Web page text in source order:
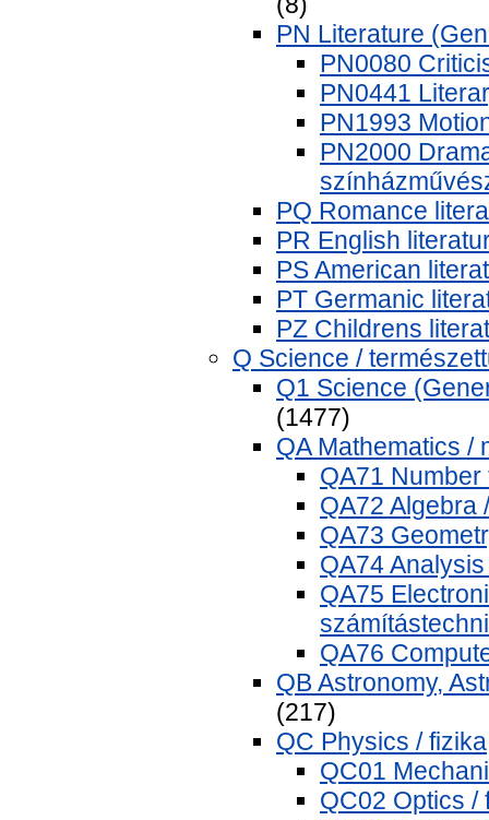
PN Literature
PN0080
PN0441
PN1993
PN2000
PQ Romance
PR English
PS American
PT Germanic
PZ Childrens
Q Science /
Q1 Science
(1477)
QA Mathematics /
QA71
QA72 Algebra
QA73
QA74
QA75
QA76
QB Astronomy,
(217)
QC Physics / fizika
QC01
QC02 Optics /